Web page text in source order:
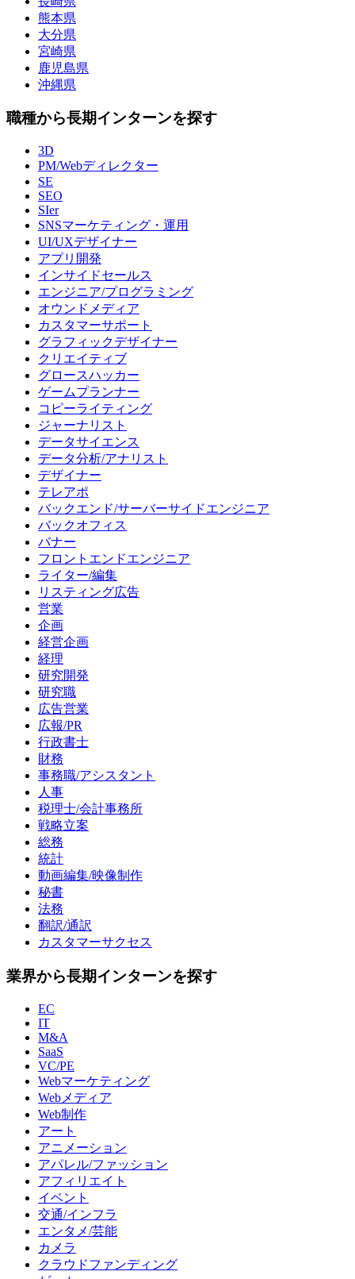
熊本県
大分県
宮崎県
鹿児島県
沖縄県
職種から長期インターンを探す
3D
PM/Webディレクター
SE
SEO
SIer
SNSマーケティング・運用
UI/UXデザイナー
アプリ開発
インサイドセールス
エンジニア/プログラミング
オウンドメディア
カスタマーサポート
グラフィックデザイナー
クリエイティブ
グロースハッカー
ゲームプランナー
コピーライティング
ジャーナリスト
データサイエンス
データ分析/アナリスト
デザイナー
テレアポ
バックエンド/サーバーサイドエンジニア
バックオフィス
バナー
フロントエンドエンジニア
ライター/編集
リスティング広告
営業
企画
経営企画
経理
研究開発
研究職
広告営業
広報/PR
行政書士
財務
事務職/アシスタント
人事
税理士/会計事務所
戦略立案
総務
統計
動画編集/映像制作
秘書
法務
翻訳/通訳
カスタマーサクセス
業界から長期インターンを探す
EC
IT
M&A
SaaS
VC/PE
Webマーケティング
Webメディア
Web制作
アート
アニメーション
アパレル/ファッション
アフィリエイト
イベント
交通/インフラ
エンタメ/芸能
カメラ
クラウドファンディング